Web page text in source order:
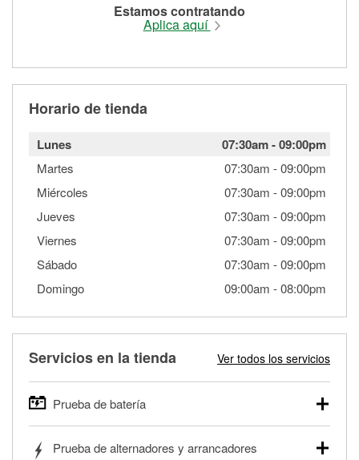
Estamos contratando
Aplica aquí
Horario de tienda
Lunes 07:30am-09:00pm
Martes 07:30am -09:00pm
Miércoles
07:30am -09:00pm
Jueves
07:30am -09:00pm
Viernes
07:30am -09:00pm
Sábado
07:30am -09:00pm
Domingo
09:00am -08:00pm
Servicios en la tienda Ver todos los servicios
Prueba de batería
autos, camionetas, SUVs, vehículos comerciales y
Prueba de alternadores y arrancadores